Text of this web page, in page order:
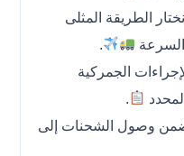
الطريقة المثلى
.
الجمركية
.
وصول الشحنات إلى